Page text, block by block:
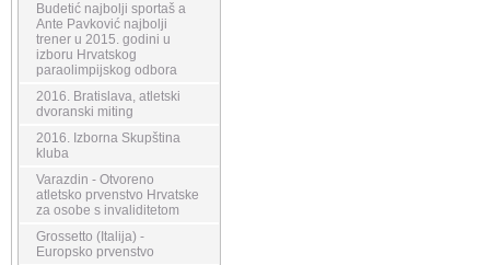
Budetić najbolji sportaš a
Ante Pavković najbolji
trener u 2015. godini u
izboru Hrvatskog
paraolimpijskog odbora
2016. Bratislava, atletski
dvoranski miting
2016. Izborna Skupština
kluba
Varazdin - Otvoreno
atletsko prvenstvo Hrvatske
za osobe s invaliditetom
Grossetto (Italija) -
Europsko prvenstvo